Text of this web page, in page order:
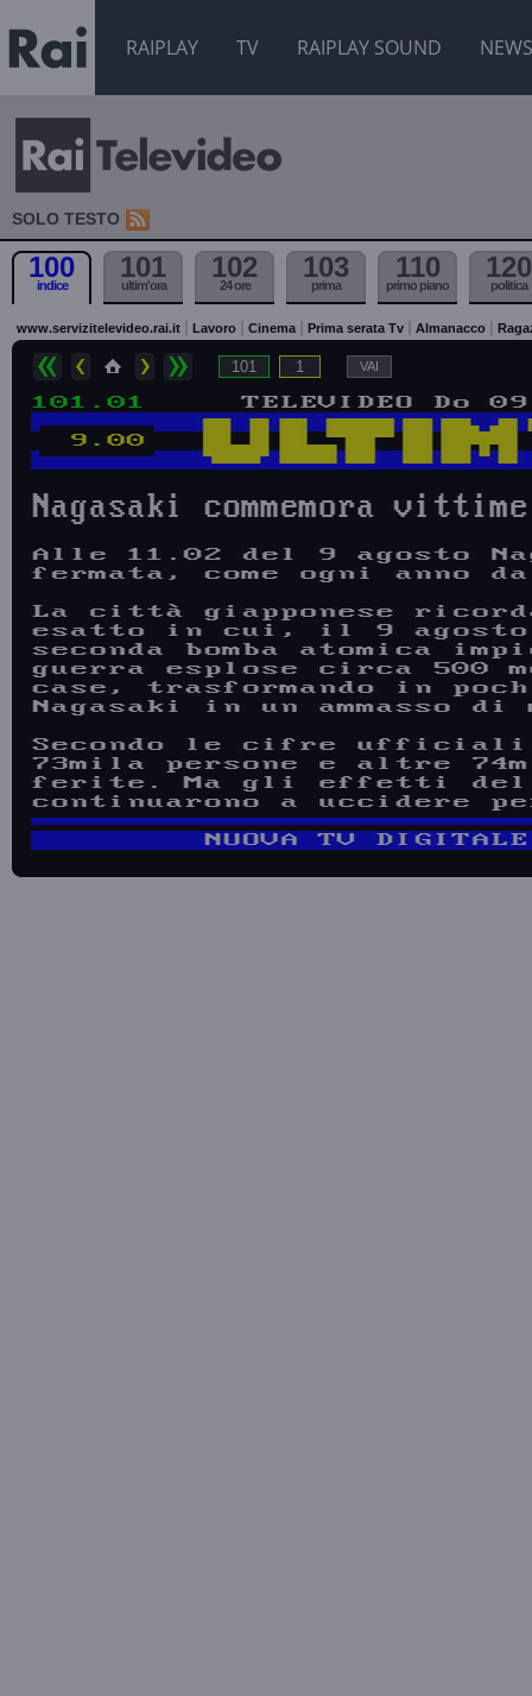
RAIPLAY TV RAIPLAY SOUND NEWS
SOLO TESTO
100
indice
101
ultim'ora
102
24 ore
103
prima
110
primo piano
120
politica
www.servizitelevideo.rai.it Lavoro Cinema Prima serata Tv Almanacco